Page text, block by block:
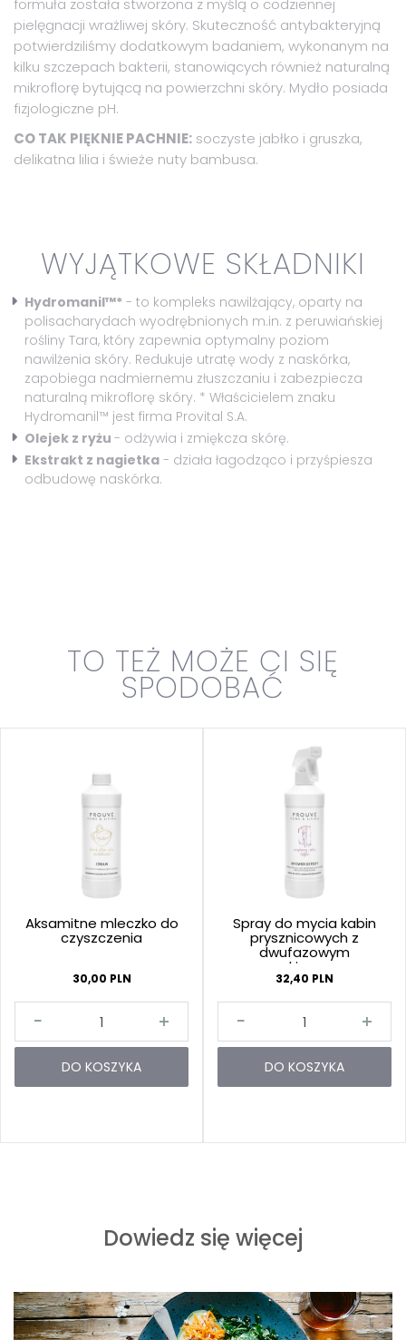
formuła została stworzona z myślą o codziennej
pielęgnacji wrażliwej skóry. Skuteczność antybakteryjną
potwierdziliśmy dodatkowym badaniem, wykonanym na
kilku szczepach bakterii, stanowiących również naturalną
mikroflorę bytującą na powierzchni skóry. Mydło posiada
fizjologiczne pH.
CO TAK PIĘKNIE PACHNIE: soczyste jabłko i gruszka,
delikatna lilia i świeże nuty bambusa.
WYJĄTKOWE SKŁADNIKI
Hydromanil™* - to kompleks nawilżający, oparty na
polisacharydach wyodrębnionych m.in. z peruwiańskiej
rośliny Tara, który zapewnia optymalny poziom
nawilżenia skóry. Redukuje utratę wody z naskórka,
zapobiega nadmiernemu złuszczaniu i zabezpiecza
naturalną mikroflorę skóry. * Właścicielem znaku
Hydromanil™ jest firma Provital S.A.
Olejek z ryżu - odżywia i zmiękcza skórę.
Ekstrakt z nagietka - działa łagodząco i przyśpiesza
odbudowę naskórka.
TO TEŻ MOŻE CI SIĘ
SPODOBAĆ
Aksamitne mleczko do
czyszczenia
30,00 PLN
DO KOSZYKA
Spray do mycia kabin
prysznicowych z
dwufazowym
spryskiwaczem
32,40 PLN
DO KOSZYKA
Dowiedz się więcej